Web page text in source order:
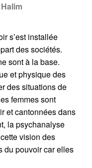
s’est installée
des sociétés.
sont à la base.
et physique des
des situations de
femmes sont
et cantonnées dans
la psychanalyse
vision des
du pouvoir car elles